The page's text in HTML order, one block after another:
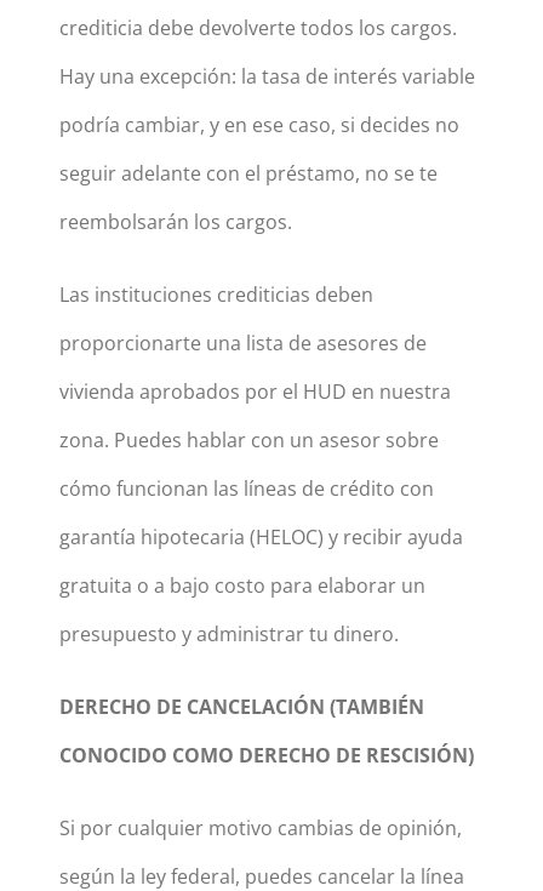
crediticia debe devolverte todos los cargos.
Hay una excepción: la tasa de interés variable
podría cambiar, y en ese caso, si decides no
seguir adelante con el préstamo, no se te
reembolsarán los cargos.
Las instituciones crediticias deben
proporcionarte una lista de asesores de
vivienda aprobados por el HUD en nuestra
zona. Puedes hablar con un asesor sobre
cómo funcionan las líneas de crédito con
garantía hipotecaria (HELOC) y recibir ayuda
gratuita o a bajo costo para elaborar un
presupuesto y administrar tu dinero.
DERECHO DE CANCELACIÓN (TAMBIÉN
CONOCIDO COMO DERECHO DE RESCISIÓN)
Si por cualquier motivo cambias de opinión,
según la ley federal, puedes cancelar la línea